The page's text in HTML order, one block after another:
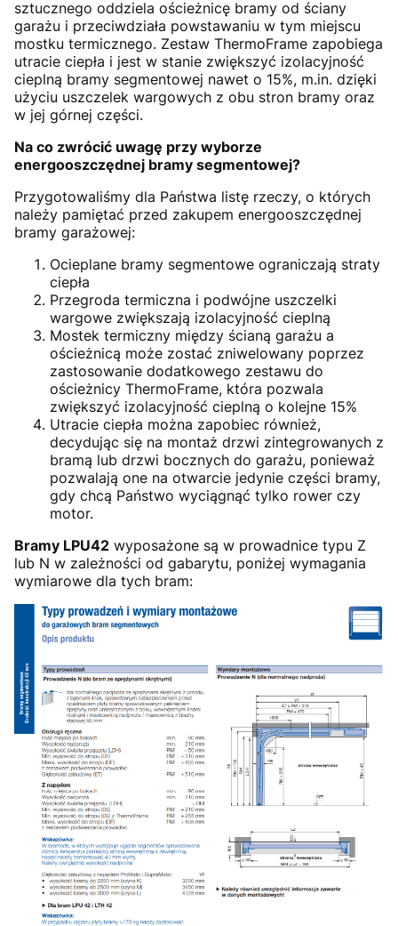
sztucznego oddziela ościeżnicę bramy od ściany
garażu i przeciwdziała powstawaniu w tym miejscu
mostku termicznego. Zestaw ThermoFrame zapobiega
utracie ciepła i jest w stanie zwiększyć izolacyjność
cieplną bramy segmentowej nawet o 15%, m.in. dzięki
użyciu uszczelek wargowych z obu stron bramy oraz
w jej górnej części.
Na co zwrócić uwagę przy wyborze
energooszczędnej bramy segmentowej?
Przygotowaliśmy dla Państwa listę rzeczy, o których
należy pamiętać przed zakupem energooszczędnej
bramy garażowej:
Ocieplane bramy segmentowe ograniczają straty
ciepła
Przegroda termiczna i podwójne uszczelki
wargowe zwiększają izolacyjność cieplną
Mostek termiczny między ścianą garażu a
ościeżnicą może zostać zniwelowany poprzez
zastosowanie dodatkowego zestawu do
ościeżnicy ThermoFrame, która pozwala
zwiększyć izolacyjność cieplną o kolejne 15%
Utracie ciepła można zapobiec również,
decydując się na montaż drzwi zintegrowanych z
bramą lub drzwi bocznych do garażu, ponieważ
pozwalają one na otwarcie jedynie części bramy,
gdy chcą Państwo wyciągnąć tylko rower czy
motor.
Bramy LPU42 wyposażone są w prowadnice typu Z
lub N w zależności od gabarytu, poniżej wymagania
wymiarowe dla tych bram: